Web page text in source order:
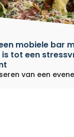
​​mobiele bar
is tot een
van een